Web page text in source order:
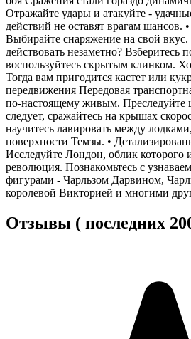
Отражайте удары и атакуйте -
действий не оставят врагам шансов.
Выбирайте снаряжение на свой вкус.
действовать незаметно? Взберитесь
воспользуйтесь скрытым клинком.
Тогда вам пригодится кастет или
передвижения Передовая
по-настоящему живым. Преследуйте
следует, сражайтесь на крышах
научитесь лавировать между
поверхности Темзы. •
Исследуйте Лондон, облик
революция. Познакомьтесь с
фигурами - Чарльзом Дарвином,
королевой Викторией и многими
Отзывы ( последних